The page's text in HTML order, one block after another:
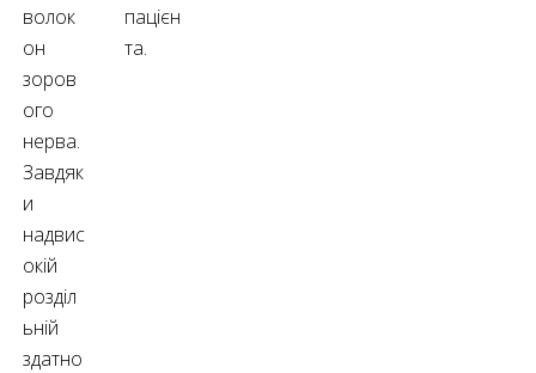
волок
он
зоров
ого
нерва.
Завдяк
и
надвис
окій
розділ
ьній
здатно
пацієн
та.